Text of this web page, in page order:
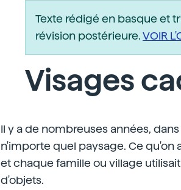
Texte rédigé en basque et
révision postérieure.VOIR
Visages
Il y a de nombreuses années,
n'importe quel paysage. Ce qu'on
et chaque famille ou village
d'objets.